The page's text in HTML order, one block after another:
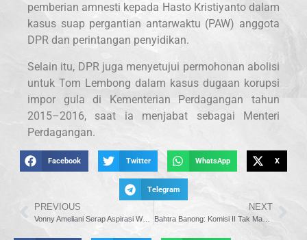
pemberian amnesti kepada Hasto Kristiyanto dalam
kasus suap pergantian antarwaktu (PAW) anggota
DPR dan perintangan penyidikan.
Selain itu, DPR juga menyetujui permohonan abolisi
untuk Tom Lembong dalam kasus dugaan korupsi
impor gula di Kementerian Perdagangan tahun
2015–2016, saat ia menjabat sebagai Menteri
Perdagangan.
Facebook Twitter WhatsApp X
Telegram
PREVIOUS
Vonny Ameliani Serap Aspirasi Warga dan Serahkan Bantuan Bak Sampah di Jeneponto
NEXT
Bahtra Banong: Komisi II Tak Masalah HUT Ke-80 RI Digelar di Jakarta, Demi Efektivitas